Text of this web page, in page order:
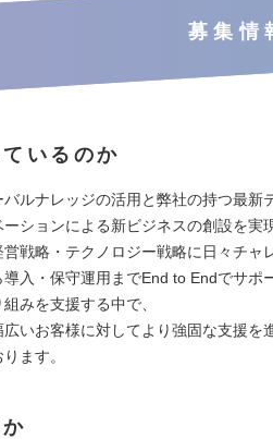
募集情
いるのか
ルナレッジの活用と弊社の持つ最新
ションによる新ビジネスの創設を実
戦略・テクノロジー戦略に日々チャ
入・保守運用までEnd to Endでサポ
みを支援する中で、
いお客様に対してより強固な支援を
ます。